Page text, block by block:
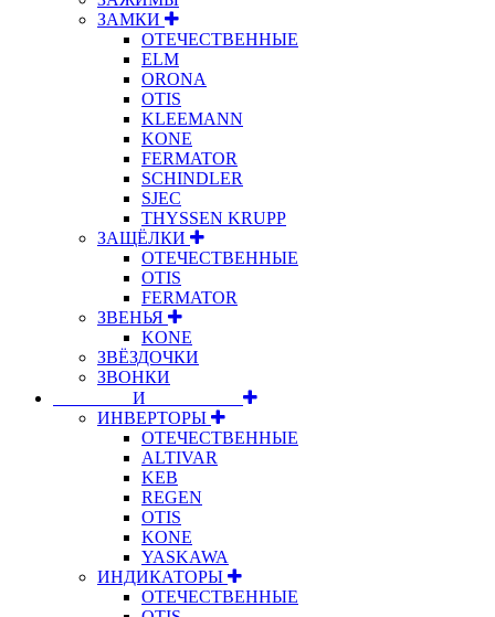
ЗАМКИ
ОТЕЧЕСТВЕННЫЕ
ELM
ORONA
OTIS
KLEEMANN
KONE
FERMATOR
SCHINDLER
SJEC
THYSSEN KRUPP
ЗАЩЁЛКИ
ОТЕЧЕСТВЕННЫЕ
OTIS
FERMATOR
ЗВЕНЬЯ
KONE
ЗВЁЗДОЧКИ
ЗВОНКИ
⠀⠀⠀⠀⠀⠀И⠀⠀⠀⠀⠀⠀⠀
ИНВЕРТОРЫ
ОТЕЧЕСТВЕННЫЕ
ALTIVAR
KEB
REGEN
OTIS
KONE
YASKAWA
ИНДИКАТОРЫ
ОТЕЧЕСТВЕННЫЕ